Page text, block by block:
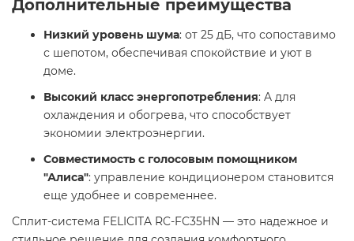
Дополнительные преимущества
Низкий уровень шума: от 25 дБ, что сопоставимо
с шепотом, обеспечивая спокойствие и уют в
доме.
Высокий класс энергопотребления: A для
охлаждения и обогрева, что способствует
экономии электроэнергии.
Совместимость с голосовым помощником
"Алиса": управление кондиционером становится
еще удобнее и современнее. ️
Сплит-система FELICITA RC-FC35HN — это надежное и